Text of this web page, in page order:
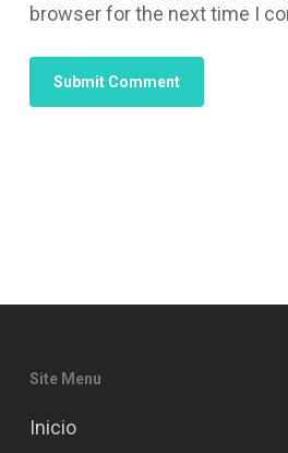
browser for the next time I
Site Menu
Inicio